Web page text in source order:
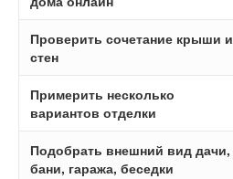
Проверить сочетание крыши и
стен
Примерить несколько
вариантов отделки
Подобрать внешний вид дачи,
бани, гаража, беседки